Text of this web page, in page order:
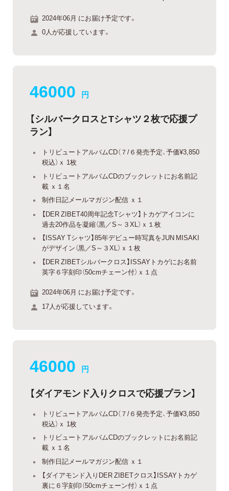
2024年06月 にお届け予定です。
0人が応援しています。
46000 円
【シルバークロスとTシャツ２枚で応援プ
ラン】
トリビュートアルバムCD（７/６発売予定、予価¥3,850
税込）ｘ 1枚
トリビュートアルバムCDのブックレットにお名前記
載 ｘ１名
制作日記メールマガジン配信 ｘ１
【DER ZIBET40周年記念Tシャツ】トカゲアイコンに
過去20作品を凝縮（黒／S～３XL）ｘ１枚
【ISSAY Tシャツ】85年デビュー時写真をJUN MISAKI
がデザイン（黒／S～３XL）ｘ１枚
【DER ZIBETシルバークロス】ISSAYトカゲにお名前
英字６字刻印（50cmチェーン付）ｘ１点
2024年06月 にお届け予定です。
17人が応援しています。
46000 円
【ダイアモンド入りクロスで応援プラン】
トリビュートアルバムCD（７/６発売予定、予価¥3,850
税込）ｘ 1枚
トリビュートアルバムCDのブックレットにお名前記
載 ｘ１名
制作日記メールマガジン配信 ｘ１
【ダイアモンド入りDER ZIBETクロス】ISSAYトカゲ
裏に６字刻印（50cmチェーン付）ｘ１点